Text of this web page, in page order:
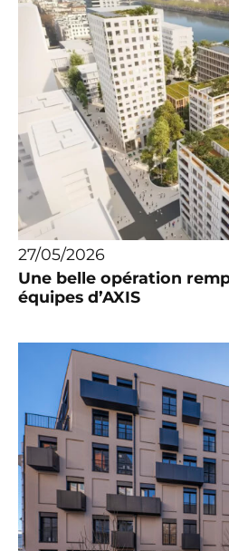
27/05/2026
Une belle opération
équipes d’AXIS